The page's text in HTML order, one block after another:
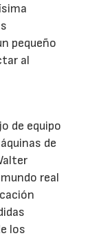
pequeño
al
de equipo
de
real
los